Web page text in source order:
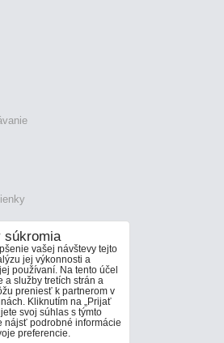
súkromia
vašej návštevy tejto
jej výkonnosti a
používaní. Na tento účel
a služby tretích strán a
preniesť k partnerom v
Kliknutím na „Prijať
svoj súhlas s týmto
nájsť podrobné informácie
preferencie.